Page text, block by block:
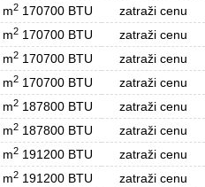
m2 170700 BTU
zatraži cenu
m2 170700 BTU
zatraži cenu
m2 170700 BTU
zatraži cenu
m2 170700 BTU
zatraži cenu
m2 187800 BTU
zatraži cenu
m2 187800 BTU
zatraži cenu
m2 191200 BTU
zatraži cenu
m2 191200 BTU
zatraži cenu